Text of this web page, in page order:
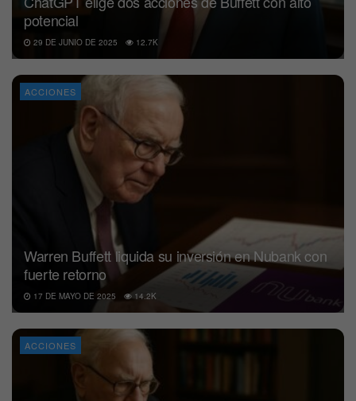
potencial
29 DE JUNIO DE 2025 12.7K
ACCIONES
Warren Buffett liquida su inversión en Nubank con
fuerte retorno
17 DE MAYO DE 2025 14.2K
ACCIONES